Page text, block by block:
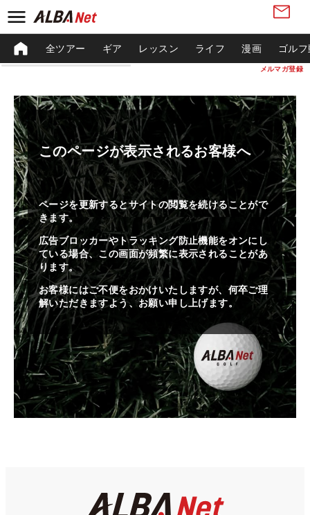
メルマガ登録
全ツアー ギア レッスン ライフ 漫画 ゴル
このページが表示されるお客様へ
ページを更新するとサイトの閲覧を続けることがで
きます。
広告ブロッカーやトラッキング防止機能をオンにし
ている場合、この画面が頻繁に表示されることがあ
ります。
お客様にはご不便をおかけいたしますが、何卒ご理
解いただきますよう、お願い申し上げます。